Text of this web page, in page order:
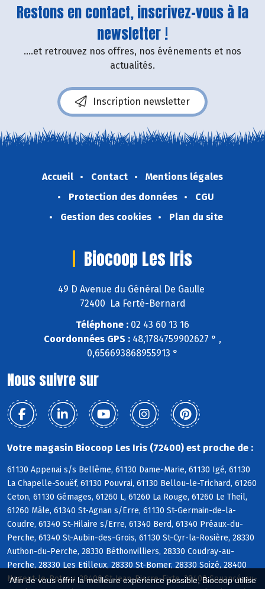
Afin de vous offrir la meilleure expérience possible, Biocoop utilise
Restons en contact, inscrivez-vous à la
newsletter !
....et retrouvez nos offres, nos événements et nos
actualités.
Inscription newsletter
Accueil Contact
Mentions légales
Protection des données
CGU
Gestion des cookies
Plan du site
Biocoop Les Iris
49 D Avenue du Général De Gaulle
72400 La Ferté-Bernard
Téléphone : 02 43 60 13 16
Coordonnées GPS : 48,1784759902627 ° ,
0,656693868955913 °
Nous suivre sur
Votre magasin Biocoop Les Iris (72400) est proche de :
61130 Appenai s/s Bellême, 61130 Dame-Marie, 61130 Igé, 61130
La Chapelle-Souëf, 61130 Pouvrai, 61130 Bellou-le-Trichard, 61260
Ceton, 61130 Gémages, 61260 L, 61260 La Rouge, 61260 Le Theil,
61260 Mâle, 61340 St-Agnan s/Erre, 61130 St-Germain-de-la-
Coudre, 61340 St-Hilaire s/Erre, 61340 Berd, 61340 Préaux-du-
Perche, 61340 St-Aubin-des-Grois, 61130 St-Cyr-la-Rosière, 28330
Authon-du-Perche, 28330 Béthonvilliers, 28330 Coudray-au-
Perche, 28330 Les Etilleux, 28330 St-Bomer, 28330 Soizé, 28400
Nogent-le-Rotrou, 28400 St-Jean-Pierre-Fixte, 28400 Souancé-au-